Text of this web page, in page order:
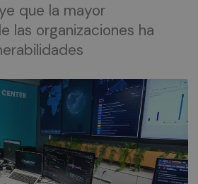
que la mayor
las organizaciones ha